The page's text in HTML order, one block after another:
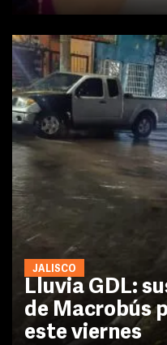
JALISCO
Lluvia GDL:
de Macrobús
este viernes